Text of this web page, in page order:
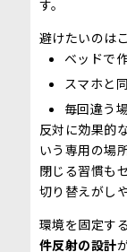
す。
避けたいのは
ベッドで
スマホと
毎回違う
反対に効果的
いう専用の場
閉じる習慣も
切り替えがし
環境を固定す
件反射の設計